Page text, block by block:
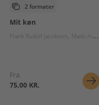
2 formater
Mit køn
Frank Rudolf Jacobsen Mads-Holger Bang Jacobsen
Fra
75,00 KR.